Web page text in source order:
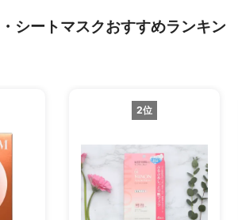
シートマスクおすすめランキン
2位